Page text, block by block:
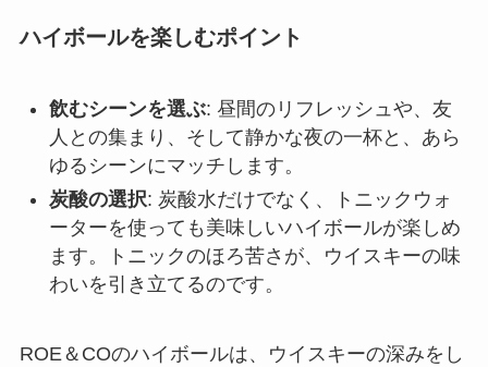
ハイボールを楽しむポイント
飲むシーンを選ぶ: 昼間のリフレッシュや、友
人との集まり、そして静かな夜の一杯と、あら
ゆるシーンにマッチします。
炭酸の選択: 炭酸水だけでなく、トニックウォ
ーターを使っても美味しいハイボールが楽しめ
ます。トニックのほろ苦さが、ウイスキーの味
わいを引き立てるのです。
ROE＆COのハイボールは、ウイスキーの深みをし